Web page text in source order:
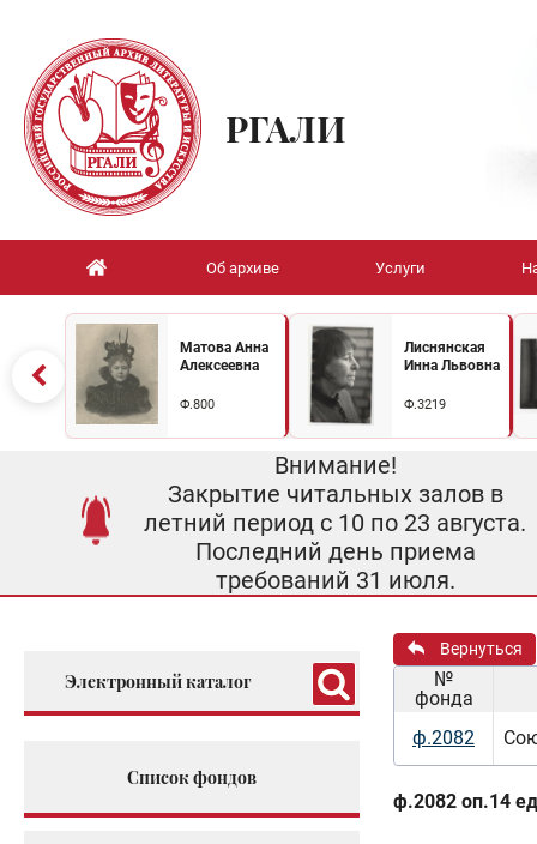
РГАЛИ
Об архиве Услуги
Матова Анна
Алексеевна
Ф.800
Лиснянская
Инна Львовна
Ф.3219
Внимание!
Закрытие читальных залов в
летний период с 10 по 23 августа.
Последний день приема
требований 31 июля.
Электронный каталог
Список фондов
Вернуться
№
фонда
ф.2082
ф.2082 оп.14